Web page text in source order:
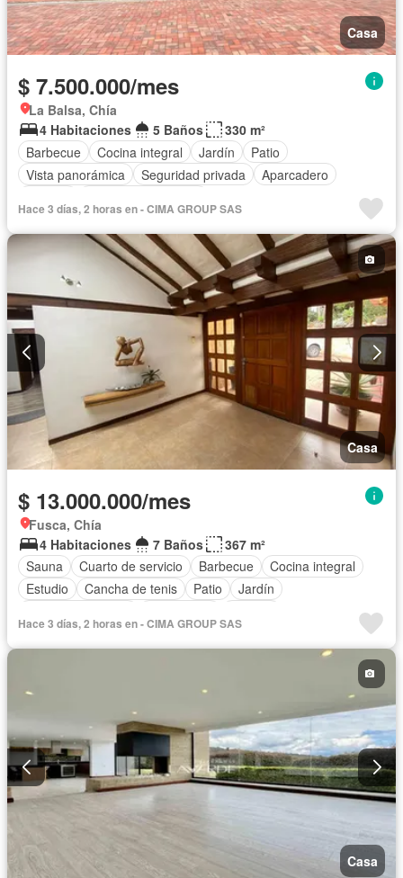
Casa
$ 7.500.000/mes
La Balsa, Chía
4 Habitaciones
5 Baños
330 m²
Barbecue
Cocina integral Jardín
Patio
Vista panorámica
Seguridad privada
Aparcadero
Hace 3 días, 2 horas en - CIMA GROUP SAS
Casa
$ 13.000.000/mes
Fusca, Chía
4 Habitaciones
7 Baños
367 m²
Sauna
Cuarto de servicio Barbecue
Cocina integral
Estudio
Cancha de tenis Patio
Jardín
Caseta de vigilancia
Jacuzzi
Hace 3 días, 2 horas en - CIMA GROUP SAS
Casa